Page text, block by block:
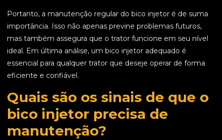
Portanto, a manutenção regular do bico injetor é de suma
importância. Isso não apenas previne problemas futuros,
mas também assegura que o trator funcione em seu nível
ideal. Em última análise, um bico injetor adequado é
essencial para qualquer trator que deseje operar de forma
eficiente e confiável.
Quais são os sinais de que o
bico injetor precisa de
manutenção?